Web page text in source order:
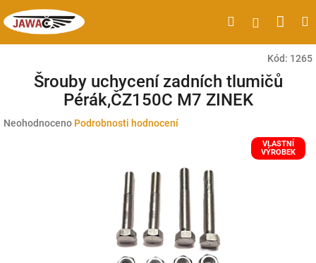
na
obsah
HledatPřihlášení
Kód: 1265
Šrouby uchycení zadních tlumičů
Pérák,ČZ150C M7 ZINEK
Průměrné
Neohodnoceno Podrobnosti hodnocení
VLASTNÍ
VÝROBEK